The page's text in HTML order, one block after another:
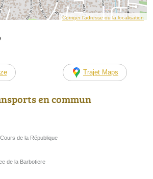
Corriger l’adresse ou la localisation
Trajet Maps
en commun
de la République
de la Barbotiere